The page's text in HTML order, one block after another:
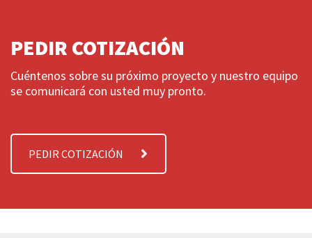
PEDIR COTIZACIÓN
Cuéntenos sobre su próximo proyecto y nuestro equipo
se comunicará con usted muy pronto.
PEDIR COTIZACIÓN